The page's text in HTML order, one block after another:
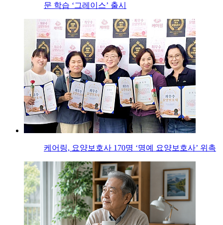
문 학습 ‘그레이스’ 출시
케어링, 요양보호사 170명 ‘명예 요양보호사’ 위촉